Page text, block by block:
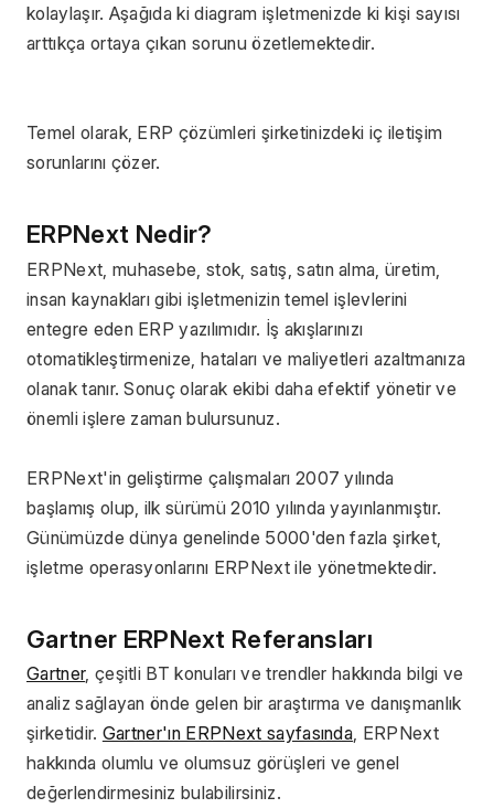
kolaylaşır. Aşağıda ki diagram işletmenizde ki kişi sayısı
arttıkça ortaya çıkan sorunu özetlemektedir.
Temel olarak, ERP çözümleri şirketinizdeki iç iletişim
sorunlarını çözer.
ERPNext Nedir?
ERPNext, muhasebe, stok, satış, satın alma, üretim,
insan kaynakları gibi işletmenizin temel işlevlerini
entegre eden ERP yazılımıdır. İş akışlarınızı
otomatikleştirmenize, hataları ve maliyetleri azaltmanıza
olanak tanır. Sonuç olarak ekibi daha efektif yönetir ve
önemli işlere zaman bulursunuz.
ERPNext'in geliştirme çalışmaları 2007 yılında
başlamış olup, ilk sürümü 2010 yılında yayınlanmıştır.
Günümüzde dünya genelinde 5000'den fazla şirket,
işletme operasyonlarını ERPNext ile yönetmektedir.
Gartner ERPNext Referansları
Gartner, çeşitli BT konuları ve trendler hakkında bilgi ve
analiz sağlayan önde gelen bir araştırma ve danışmanlık
şirketidir. Gartner'ın ERPNext sayfasında, ERPNext
hakkında olumlu ve olumsuz görüşleri ve genel
değerlendirmesiniz bulabilirsiniz.